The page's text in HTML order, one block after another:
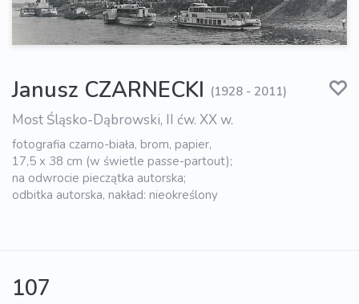
Janusz CZARNECKI (1928 - 2011)
Most Śląsko-Dąbrowski, II ćw. XX w.
fotografia czarno-biała, brom, papier,
17,5 x 38 cm (w świetle passe-partout);
na odwrocie pieczątka autorska;
odbitka autorska, nakład: nieokreślony
107